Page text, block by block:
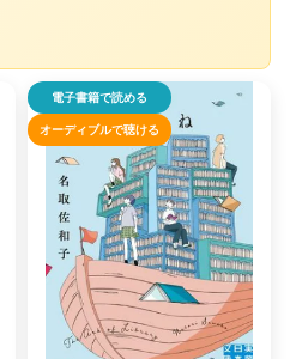
電子書籍で読める
オーディブルで聴ける